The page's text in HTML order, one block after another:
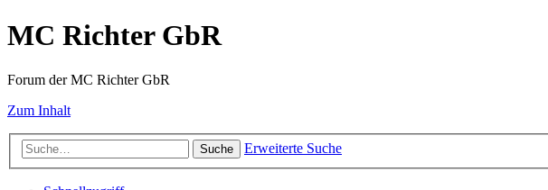
MC Richter GbR
Forum der MC Richter GbR
Zum Inhalt
Suche Erweiterte Suche